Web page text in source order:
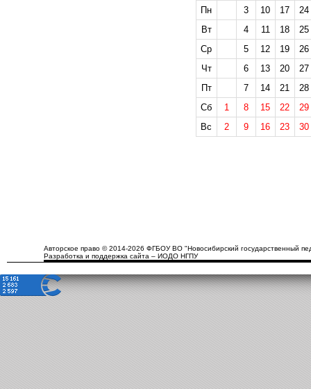
Пн
3 10 17
24
Вт
4 11 18
25
Ср
5 12 19
26
Чт
6 13 20
27
Пт
7 14 21
28
Сб
1 8 15 22
29
Вс
2 9 16 23 30
Авторское право © 2014-2026 ФГБОУ ВО "Новосибирский государственный
Разработка и поддержка сайта – ИОДО НГПУ